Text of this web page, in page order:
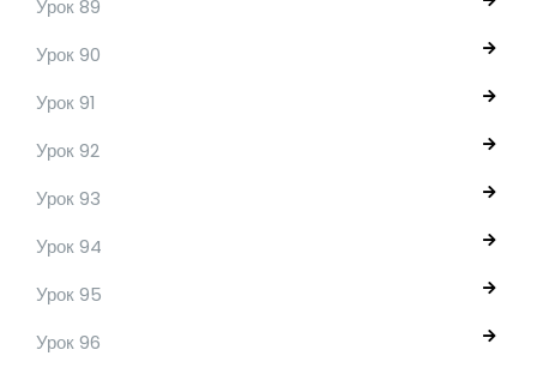
Урок 89
Урок 90
Урок 91
Урок 92
Урок 93
Урок 94
Урок 95
Урок 96